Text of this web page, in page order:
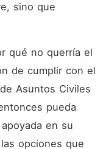
sino que
qué no querría el
de cumplir con el
Asuntos Civiles
pueda
en su
opciones que